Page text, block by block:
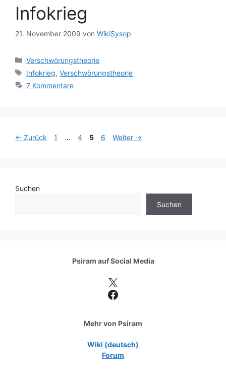
Infokrieg
21. November 2009 von WikiSysop
Kategorien
Verschwörungstheorie
Schlagwörter
Infokrieg,Verschwörungstheorie
7 Kommentare
← Zurück Seite
1 … Seite
4 Seite
5 Seite
6 Weiter →
Suchen
Suchen
Psiram aufSocial Media
X
Facebook
Mehr von Psiram
Wiki (deutsch)
Forum